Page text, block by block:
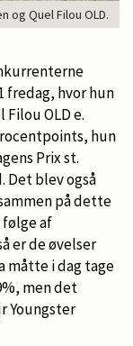
og Quel Filou OLD.
fredag, hvor hun
OLD e.
hun
Prix st.
Det blev også
på dette
følge af
er de øvelser
måtte i dag tage
men det
Youngster